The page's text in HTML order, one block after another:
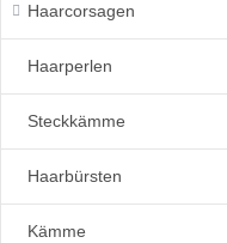
Haarcorsagen
Haarperlen
Steckkämme
Haarbürsten
Kämme